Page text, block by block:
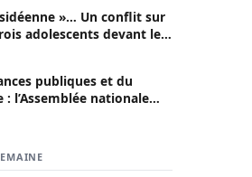
»… Un conflit sur
adolescents devant le
publiques et du
l’Assemblée nationale
extraordinaire